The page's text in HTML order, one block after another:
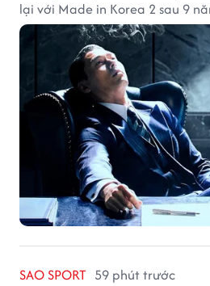
lại với Made in Korea 2 sau 9
SAO SPORT 59 phút trước